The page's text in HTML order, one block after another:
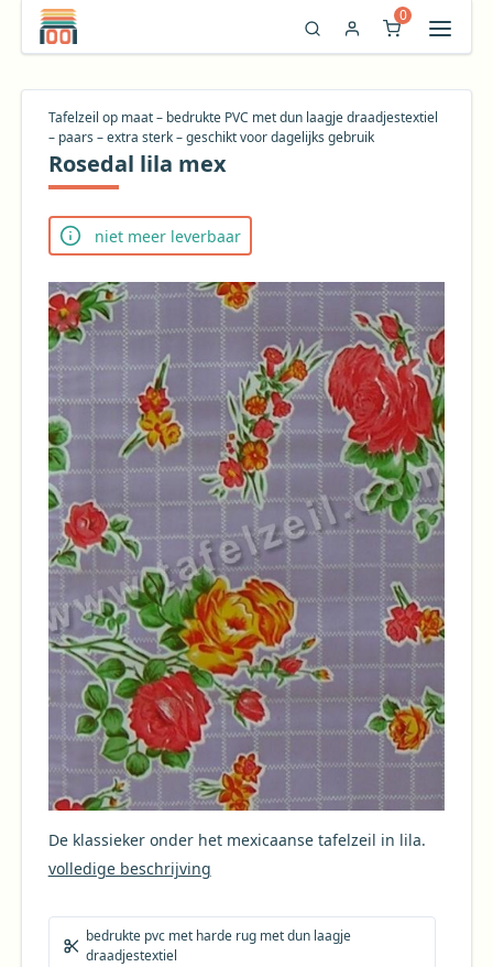
0
Tafelzeil op maat – bedrukte PVC met dun laagje draadjestextiel
– paars – extra sterk – geschikt voor dagelijks gebruik
Rosedal lila mex
niet meer leverbaar
De klassieker onder het mexicaanse tafelzeil in lila.
volledige beschrijving
bedrukte pvc met harde rug met dun laagje
draadjestextiel